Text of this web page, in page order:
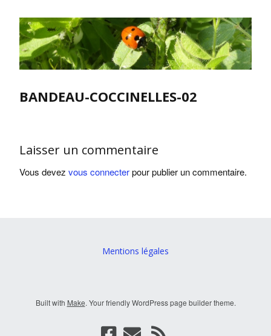
BANDEAU-COCCINELLES-02
Laisser un commentaire
Vous devez vous connecterpour publier un commentaire.
Mentions légales
Built with Make. Your friendly WordPress page builder theme.